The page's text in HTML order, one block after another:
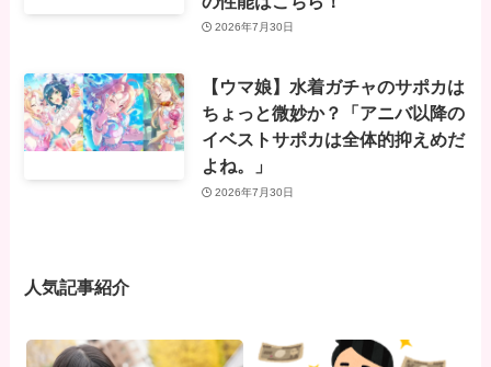
2026年7月30日
【ウマ娘】水着ガチャのサポカは
ちょっと微妙か？「アニバ以降の
イベストサポカは全体的抑えめだ
よね。」
2026年7月30日
人気記事紹介